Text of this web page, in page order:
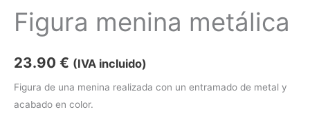
Figura menina metálica
23.90 € (IVA incluido)
Figura de una menina realizada con un entramado de metal y
acabado en color.